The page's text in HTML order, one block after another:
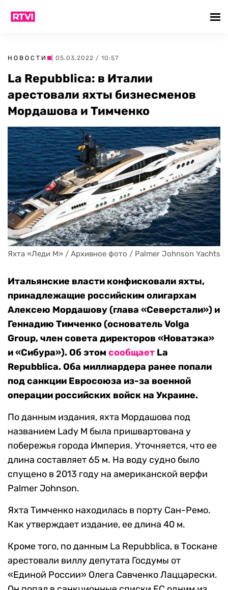
НОВОСТИ | 05.03.2022 / 10:57
La Repubblica: в Италии
арестовали яхты бизнесменов
Мордашова и Тимченко
Яхта «Леди М» / Архивное фото / Palmer Johnson Yachts
Итальянские власти конфисковали яхты,
принадлежащие российским олигархам
Алексею Мордашову (глава «Северстали») и
Геннадию Тимченко (основатель Volga
Group, член совета директоров «Новатэка»
и «Сибура»). Об этом сообщает La
Repubblica. Оба миллиардера ранее попали
под санкции Евросоюза из-за военной
операции российских войск на Украине.
По данным издания, яхта Мордашова под
названием Lady M была пришвартована у
побережья города Империя. Уточняется, что ее
длина составляет 65 м. На воду судно было
спущено в 2013 году на американской верфи
Palmer Johnson.
Яхта Тимченко находилась в порту Сан-Ремо.
Как утверждает издание, ее длина 40 м.
Кроме того, по данным La Repubblica, в Тоскане
арестовали виллу депутата Госдумы от
«Единой России» Олега Савченко Лаццарески.